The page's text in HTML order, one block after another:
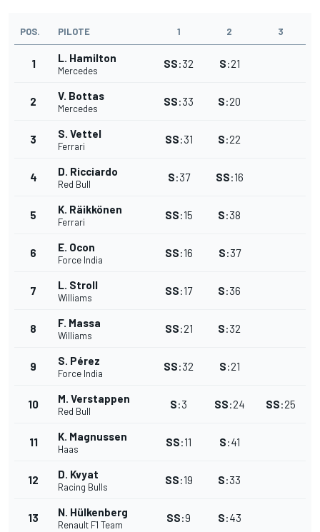
POS. PILOTE 1 2 3
1 L. Hamilton
Mercedes
SS:32 S:21
2 V. Bottas
Mercedes
SS:33 S:20
3 S. Vettel
Ferrari
SS:31 S:22
4 D. Ricciardo
Red Bull
S:37 SS:16
5 K. Räikkönen
Ferrari
SS:15 S:38
6 E. Ocon
Force India
SS:16 S:37
7 L. Stroll
Williams
SS:17 S:36
8 F. Massa
Williams
SS:21 S:32
9 S. Pérez
Force India
SS:32 S:21
10 M. Verstappen
Red Bull
S:3 SS:24 SS:25
11 K. Magnussen
Haas
SS:11 S:41
12 D. Kvyat
Racing Bulls
SS:19 S:33
13 N. Hülkenberg
Renault F1 Team
SS:9 S:43